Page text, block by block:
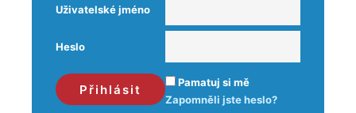
Uživatelské jméno
Heslo
Pamatuj si mě
Zapomněli jste heslo?